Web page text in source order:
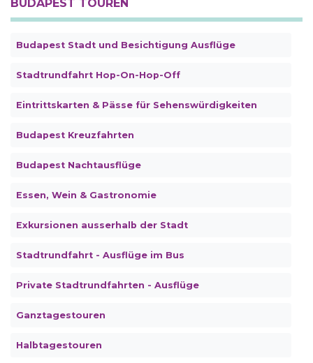
BUDAPEST TOUREN
Budapest Stadt und Besichtigung Ausflüge
Stadtrundfahrt Hop-On-Hop-Off
Eintrittskarten & Pässe für Sehenswürdigkeiten
Budapest Kreuzfahrten
Budapest Nachtausflüge
Essen, Wein & Gastronomie
Exkursionen ausserhalb der Stadt
Stadtrundfahrt - Ausflüge im Bus
Private Stadtrundfahrten - Ausflüge
Ganztagestouren
Halbtagestouren